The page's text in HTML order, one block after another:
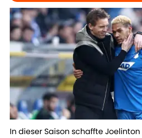
In dieser Saison schaffte